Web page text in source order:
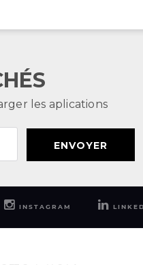
les aplications
ENVOYER
INSTAGRAM